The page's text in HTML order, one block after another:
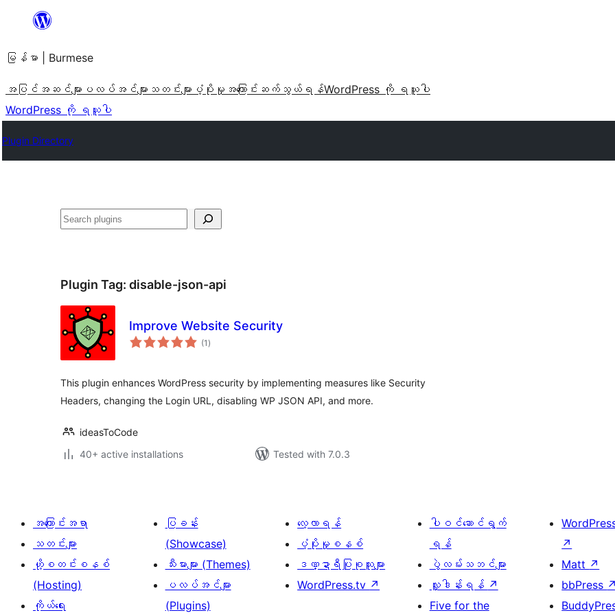
အကြောင်းအရာ
ကျော်သွား
ရန်
မြန်မာ | Burmese
အပြင်အဆင်များ ပလပ်အင်များ သတင်းများ ပံ့ပိုးမှု အကြောင်း ဆက်သွယ်ရန်WordPress ကို ရယူပါ
WordPress ကို ရယူပါ
Plugin Directory
ရှာ
Plugin Tag: disable-json-api
Improve Website Security
(1 total
ratings
)
This plugin enhances WordPress security by implementing measures like Security
Headers, changing the Login URL, disabling WP JSON API, and more.
ideasToCode
40+ active installations
Tested with 7.0.3
အကြောင်းအရာ
သတင်းများ
ဟို့စတင်းစနစ်
(Hosting)
ကိုယ်ရေး
ပြခန်း
(Showcase)
သီးမားများ (Themes)
ပလပ်အင်များ
(Plugins)
လေ့လာရန်
ပံ့ပိုးမှုစနစ်
ဒဏ္ဍာရီပြုစုသူများ
WordPress.tv ↗
ပါဝင်ဆောင်ရွက်
ရန်
ပွဲလမ်းသဘင်များ
လှူဒါန်းရန် ↗
Five for the
↗
Matt ↗
bbPress ↗